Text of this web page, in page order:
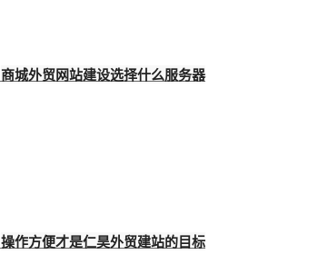
商城外贸网站建设选择什么服务器
操作方便才是仁昊外贸建站的目标